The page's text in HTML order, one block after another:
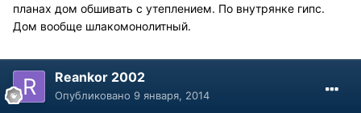
планах дом обшивать с утеплением. По внутрянке гипс.
Дом вообще шлакомонолитный.
Reankor 2002
Опубликовано 9 января, 2014